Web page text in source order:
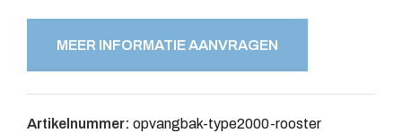
MEER INFORMATIE AANVRAGEN
Artikelnummer: opvangbak-type2000-rooster